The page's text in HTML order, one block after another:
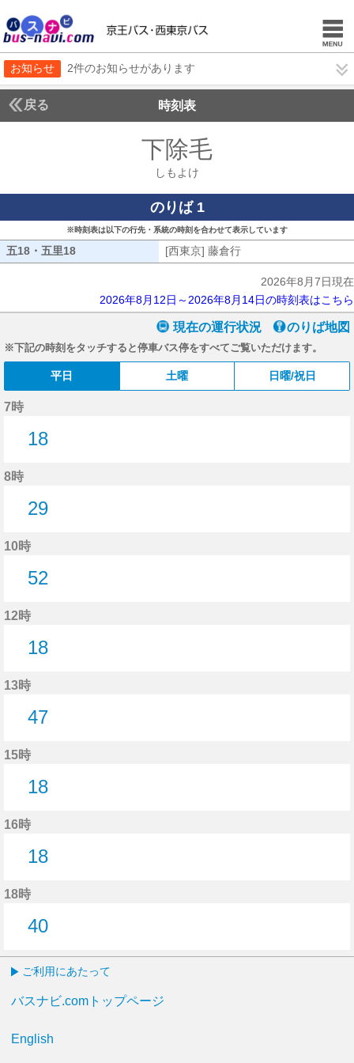
お知らせ 2件のお知らせがあります
戻る 時刻表
下除毛
しもよけ
のりば 1
※時刻表は以下の行先・系統の時刻を合わせて表示しています
五18・五里18 [西東京] 藤倉行
2026年8月7日現在
2026年8月12日～2026年8月14日の時刻表はこちら
現在の運行状況 のりば地図
※下記の時刻をタッチすると停車バス停をすべてご覧いただけます。
平日 土曜 日曜/祝日
7時
18
8時
29
10時
52
12時
18
13時
47
15時
18
16時
18
18時
40
ご利用にあたって
バスナビ.comトップページ
English